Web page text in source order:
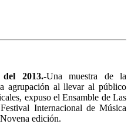
2013.-Una muestra de la
agrupación al llevar al público
expuso el Ensamble de Las
Internacional de Música
edición.